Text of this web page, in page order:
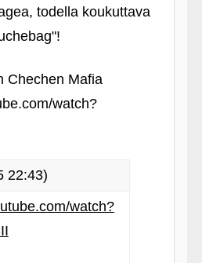
todella koukuttava
Chechen Mafia
watch?
22:43)
watch?